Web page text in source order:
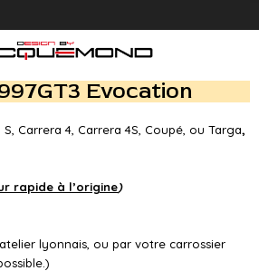
Evocation
Carrera 4, Carrera 4S, Coupé, ou Targa,
rapide à l’origine)
lyonnais, ou par votre carrossier